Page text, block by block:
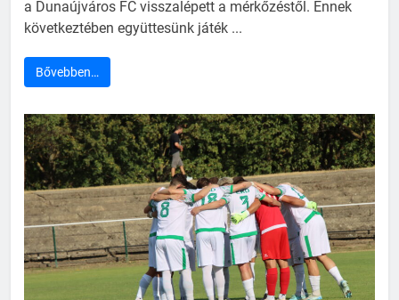
a Dunaújváros FC visszalépett a mérkőzéstől. Ennek
következtében együttesünk játék ...
Bővebben…